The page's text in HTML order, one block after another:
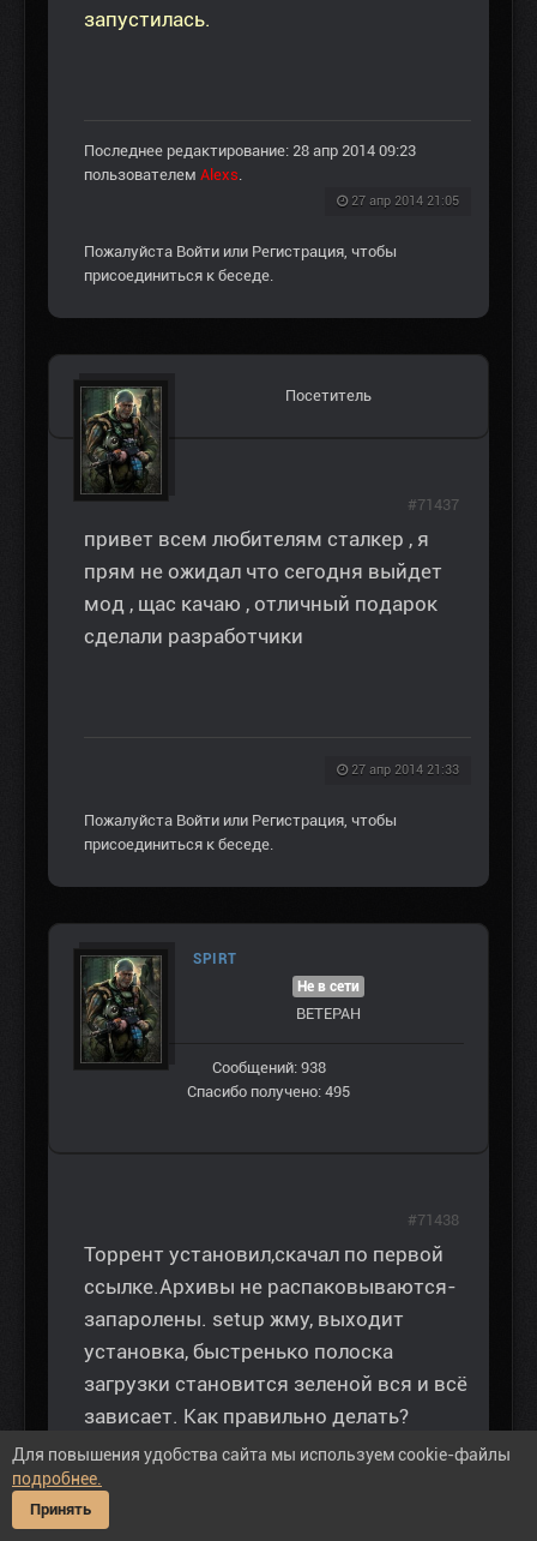
запустилась.
Последнее редактирование: 28 апр 2014 09:23
пользователем Alexs
27 апр 2014 21:05
Пожалуйста Войти или Регистрация , чтобы
присоединиться к беседе.
Посетитель
привет всем любителям сталкер , я
прям не ожидал что сегодня выйдет
мод , щас качаю , отличный подарок
сделали разработчики
27 апр 2014 21:33
#71437
Пожалуйста Войти или Регистрация , чтобы
присоединиться к беседе.
SPIRT
Не в сети
ВЕТЕРАН
Сообщений: 938
Спасибо получено: 495
Торрент установил,скачал по первой
ссылке.Архивы не распаковываются-
запаролены. setup жму, выходит
установка, быстренько полоска
загрузки становится зеленой вся и всё
зависает. Как правильно делать?
#71438
Для повышения удобства сайта мы используем cookie-файлы
подробнее.
Принять